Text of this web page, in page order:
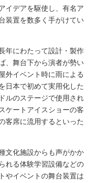
イデアを駆使し、有名ア
装置を数多く手がけてい
年にわたって設計・製作
、舞台下から演者が勢い
外イベント時に雨による
日本で初めて実用化した
ルのステージで使用され
ケートアイスショーの客
客席に流用するといった
文化施設からも声がかか
れる体験学習設備などの
やイベントの舞台装置は